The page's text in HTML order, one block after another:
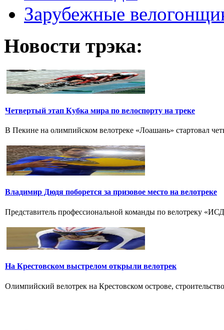
Зарубежные
Новости трэка:
Четвертый этап Кубка мира по велоспорту на треке
В Пекине на олимпийском велотреке «Лоашань» стартовал
Владимир Дюдя поборется за призовое место на велотреке
Представитель профессиональной команды по велотреку
На Крестовском выстрелом открыли велотрек
Олимпийский велотрек на Крестовском острове,